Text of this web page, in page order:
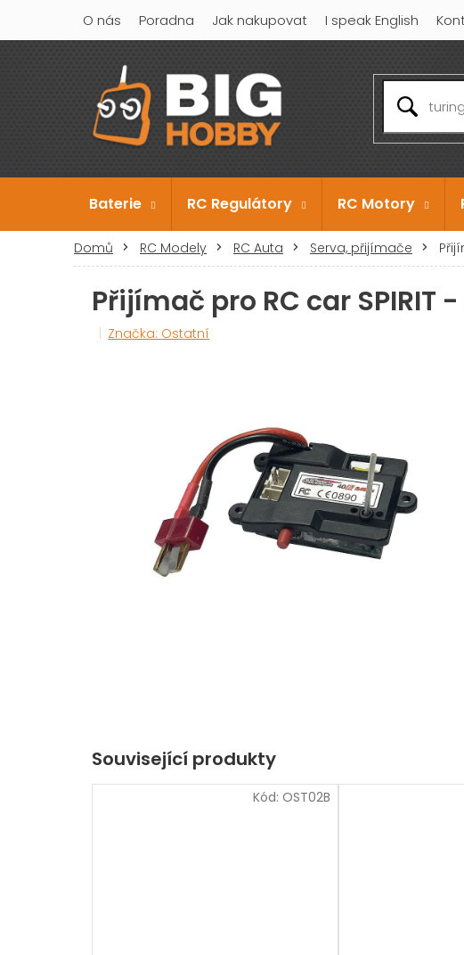
obsah
O nás Poradna Jak nakupovat I speak English
Baterie RC Regulátory RC Motory
Domů RC Modely RC Auta Serva, přijímače
Přijímač pro RC car
Značka: Ostatní
Související produkty
Kód: OST02B